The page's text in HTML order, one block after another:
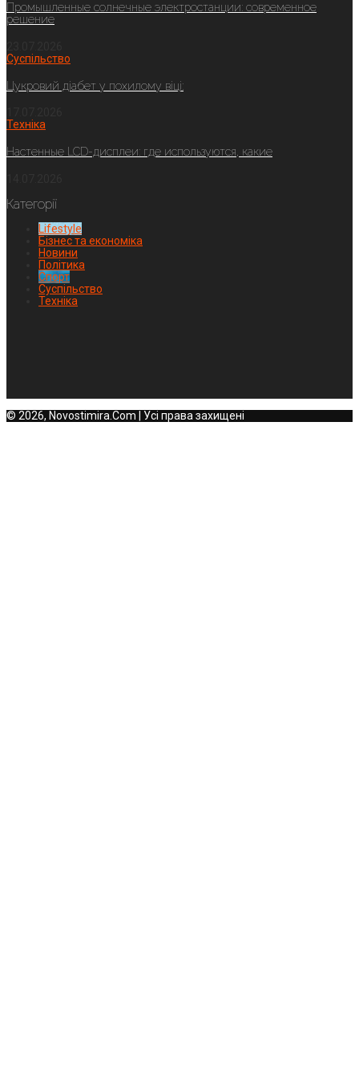
Промышленные солнечные электростанции: современное
решение
Суспільство
Цукровий діабет у похилому віці:
Техніка
Настенные LCD-дисплеи: где используются, какие
Категорії
Lifestyle
Бізнес та економіка
Новини
Політика
Спорт
Суспільство
Техніка
© 2026, Novostimira.Com | Усі права захищені